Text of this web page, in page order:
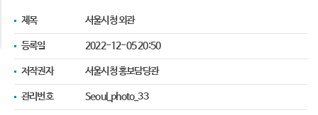
제목 서울시청 외관
등록일 2022-12-05 20:50
저작권자 서울시청 홍보담당관
관리번호 Seoul_photo_33